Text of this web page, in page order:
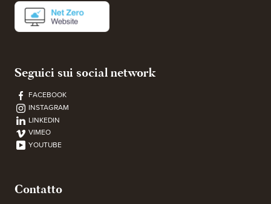
Seguici sui social network
FACEBOOK
INSTAGRAM
LINKEDIN
VIMEO
YOUTUBE
Contatto